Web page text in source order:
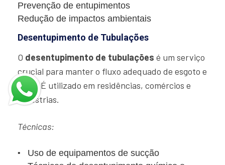
Prevenção de entupimentos
Redução de impactos ambientais
Desentupimento de Tubulações
O desentupimento de tubulações é um serviço
crucial para manter o fluxo adequado de esgoto e
água. É utilizado em residências, comércios e
indústrias.
Técnicas:
Uso de equipamentos de sucção